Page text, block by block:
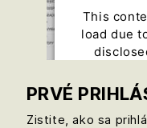
This
load due
site with
content to
PRVÉ
Zistite, ako sa